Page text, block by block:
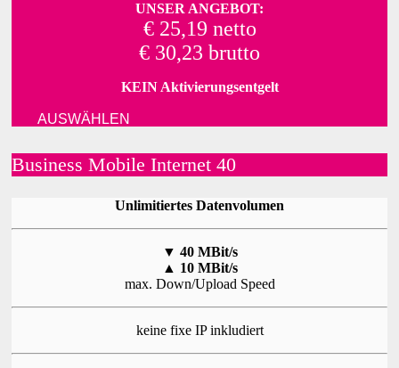
UNSER ANGEBOT:
€ 25,19 netto
€ 30,23 brutto
KEIN Aktivierungsentgelt
AUSWÄHLEN
Business Mobile Internet 40
Unlimitiertes Datenvolumen
▼ 40 MBit/s
▲ 10 MBit/s
max. Down/Upload Speed
keine fixe IP inkludiert